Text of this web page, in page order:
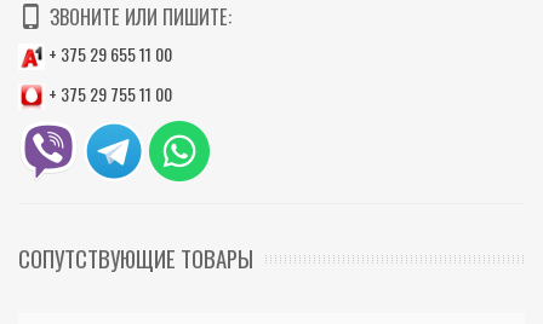
ЗВОНИТЕ ИЛИ ПИШИТЕ:
+ 375 29 655 11 00
+ 375 29 755 11 00
СОПУТСТВУЮЩИЕ ТОВАРЫ